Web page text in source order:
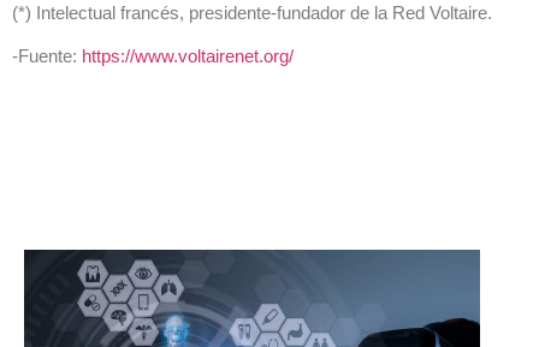
(*) Intelectual francés, presidente-fundador de la Red Voltaire.
-Fuente: https://www.voltairenet.org/